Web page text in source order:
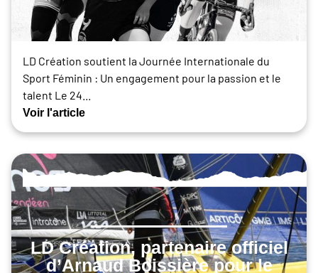
LD Création soutient la Journée Internationale du
Sport Féminin : Un engagement pour la passion et le
talent Le 24...
Voir l'article
LD Création, partenaire officiel
d’Arnaud Boissière pour le